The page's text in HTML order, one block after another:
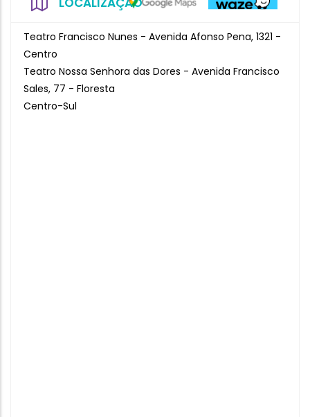
Teatro Francisco Nunes - Avenida Afonso Pena, 1321 -
Centro
Teatro Nossa Senhora das Dores - Avenida Francisco
Sales, 77 - Floresta
Centro-Sul